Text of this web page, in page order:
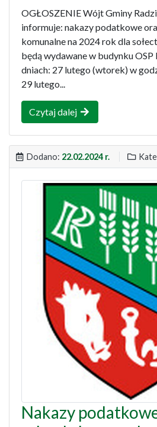
OGŁOSZENIE Wójt Gminy
informuje: nakazy podatkowe
komunalne na 2024 rok dla
będą wydawane w budynku
dniach: 27 lutego (wtorek) w
29 lutego...
Czytaj dalej
Dodano: 22.02.2024 r.
Nakazy